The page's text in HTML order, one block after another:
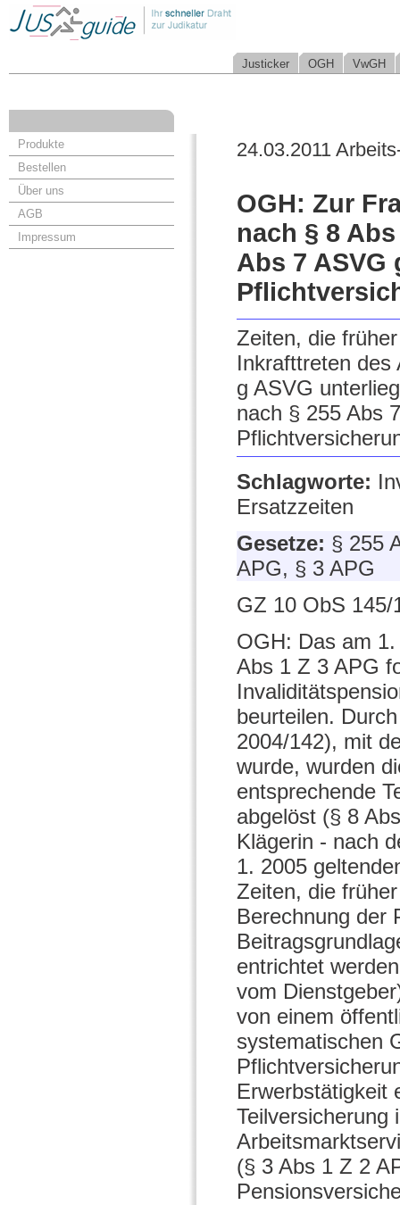
Justicker OGH VwGH
Produkte
Bestellen
Über uns
AGB
Impressum
24.03.2011
OGH: Zur
nach § 8
Abs 7
Zeiten, die
Inkrafttreten des
g ASVG
nach § 255 Abs
Schlagworte:
Ersatzzeiten
Gesetze: § 255
APG, § 3 APG
GZ 10 ObS
OGH: Das am
Abs 1 Z 3 APG
beurteilen.
2004/142), mit
wurde, wurden
entsprechende
abgelöst (§ 8
Klägerin - nach
1. 2005
Zeiten, die
Berechnung der
entrichtet
vom
von einem
systematischen
Erwerbstätigkeit
Teilversicherung
(§ 3 Abs 1 Z 2